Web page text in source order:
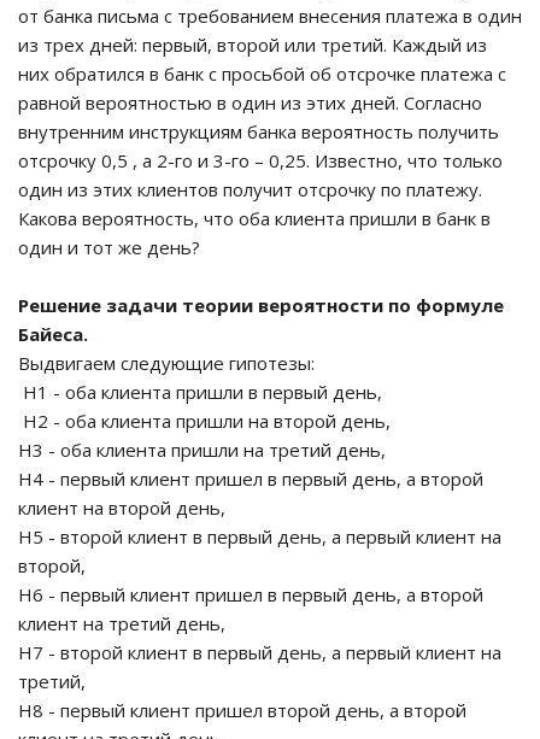
от банка письма с требованием внесения платежа в один
из трех дней: первый, второй или третий. Каждый из
них обратился в банк с просьбой об отсрочке платежа с
равной вероятностью в один из этих дней. Согласно
внутренним инструкциям банка вероятность получить
отсрочку 0,5 , а 2-го и 3-го – 0,25. Известно, что только
один из этих клиентов получит отсрочку по платежу.
Какова вероятность, что оба клиента пришли в банк в
один и тот же день?
Решение задачи теории вероятности по формуле
Байеса.
Выдвигаем следующие гипотезы:
Н1 - оба клиента пришли в первый день,
Н2 - оба клиента пришли на второй день,
Н3 - оба клиента пришли на третий день,
Н4 - первый клиент пришел в первый день, а второй
клиент на второй день,
Н5 - второй клиент в первый день, а первый клиент на
второй,
Н6 - первый клиент пришел в первый день, а второй
клиент на третий день,
Н7 - второй клиент в первый день, а первый клиент на
третий,
Н8 - первый клиент пришел второй день, а второй